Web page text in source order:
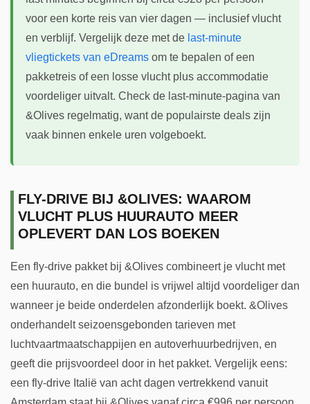
voor een korte reis van vier dagen — inclusief vlucht
en verblijf. Vergelijk deze met de last-minute
vliegtickets van eDreams om te bepalen of een
pakketreis of een losse vlucht plus accommodatie
voordeliger uitvalt. Check de last-minute-pagina van
&Olives regelmatig, want de populairste deals zijn
vaak binnen enkele uren volgeboekt.
FLY-DRIVE BIJ &OLIVES: WAAROM
VLUCHT PLUS HUURAUTO MEER
OPLEVERT DAN LOS BOEKEN
Een fly-drive pakket bij &Olives combineert je vlucht met
een huurauto, en die bundel is vrijwel altijd voordeliger dan
wanneer je beide onderdelen afzonderlijk boekt. &Olives
onderhandelt seizoensgebonden tarieven met
luchtvaartmaatschappijen en autoverhuurbedrijven, en
geeft die prijsvoordeel door in het pakket. Vergelijk eens:
een fly-drive Italië van acht dagen vertrekkend vanuit